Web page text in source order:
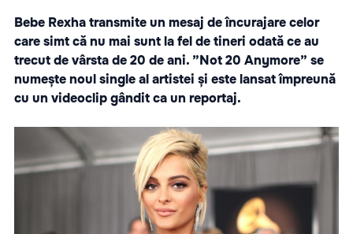
Bebe Rexha transmite un mesaj de încurajare celor
care simt că nu mai sunt la fel de tineri odată ce au
trecut de vârsta de 20 de ani. ”Not 20 Anymore” se
numește noul single al artistei și este lansat împreună
cu un videoclip gândit ca un reportaj.